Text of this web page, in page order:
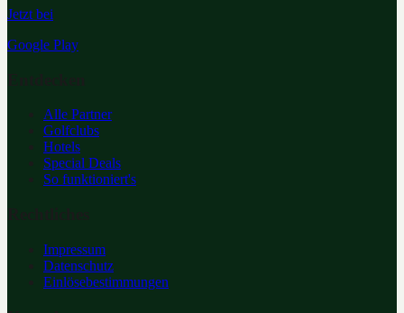
Jetzt bei
Google Play
Alle Partner
Golfclubs
Hotels
Special Deals
So funktioniert's
Impressum
Datenschutz
Einlösebestimmungen